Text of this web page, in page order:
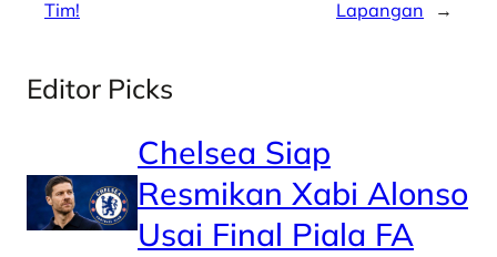
Tim!
Lapangan
→
Editor Picks
Chelsea Siap
Resmikan Xabi Alonso
Usai Final Piala FA